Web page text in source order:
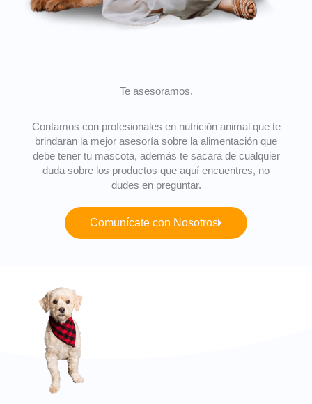
Te asesoramos.
Contamos con profesionales en nutrición animal que te
brindaran la mejor asesoría sobre la alimentación que
debe tener tu mascota, además te sacara de cualquier
duda sobre los productos que aquí encuentres, no
dudes en preguntar.
Comunícate con Nosotros